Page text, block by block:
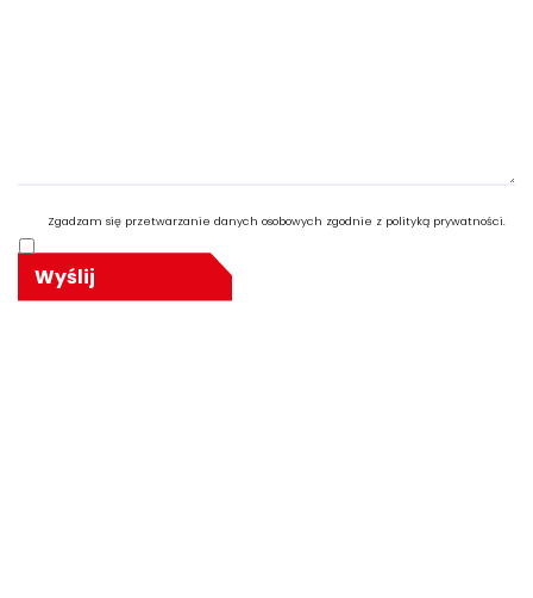
Zgadzam się przetwarzanie danych osobowych zgodnie z polityką prywatności.